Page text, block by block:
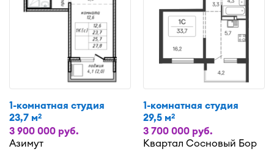
1-комнатная студия
23,7 м2
3 900 000 руб.
Азимут
1-комнатная студия
29,5 м2
3 700 000 руб.
Квартал Сосновый Бор